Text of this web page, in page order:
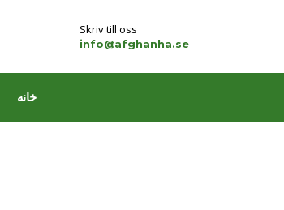
Skriv till oss
info@afghanha.se
خانه